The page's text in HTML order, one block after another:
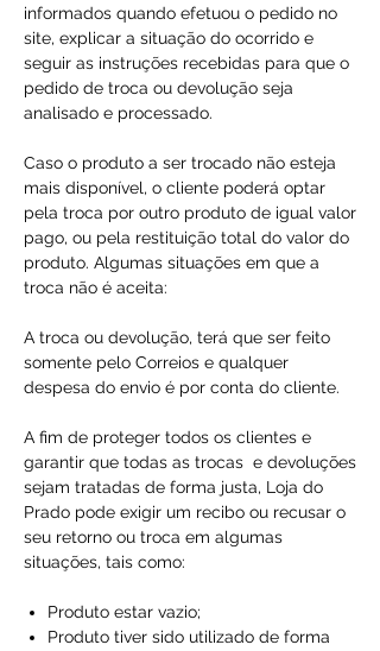
informados quando efetuou o pedido no
site, explicar a situação do ocorrido e
seguir as instruções recebidas para que o
pedido de troca ou devolução seja
analisado e processado.
Caso o produto a ser trocado não esteja
mais disponível, o cliente poderá optar
pela troca por outro produto de igual valor
pago, ou pela restituição total do valor do
produto. Algumas situações em que a
troca não é aceita:
A troca ou devolução, terá que ser feito
somente pelo Correios e qualquer
despesa do envio é por conta do cliente.
A fim de proteger todos os clientes e
garantir que todas as trocas e devoluções
sejam tratadas de forma justa, Loja do
Prado pode exigir um recibo ou recusar o
seu retorno ou troca em algumas
situações, tais como:
Produto estar vazio;
Produto tiver sido utilizado de forma